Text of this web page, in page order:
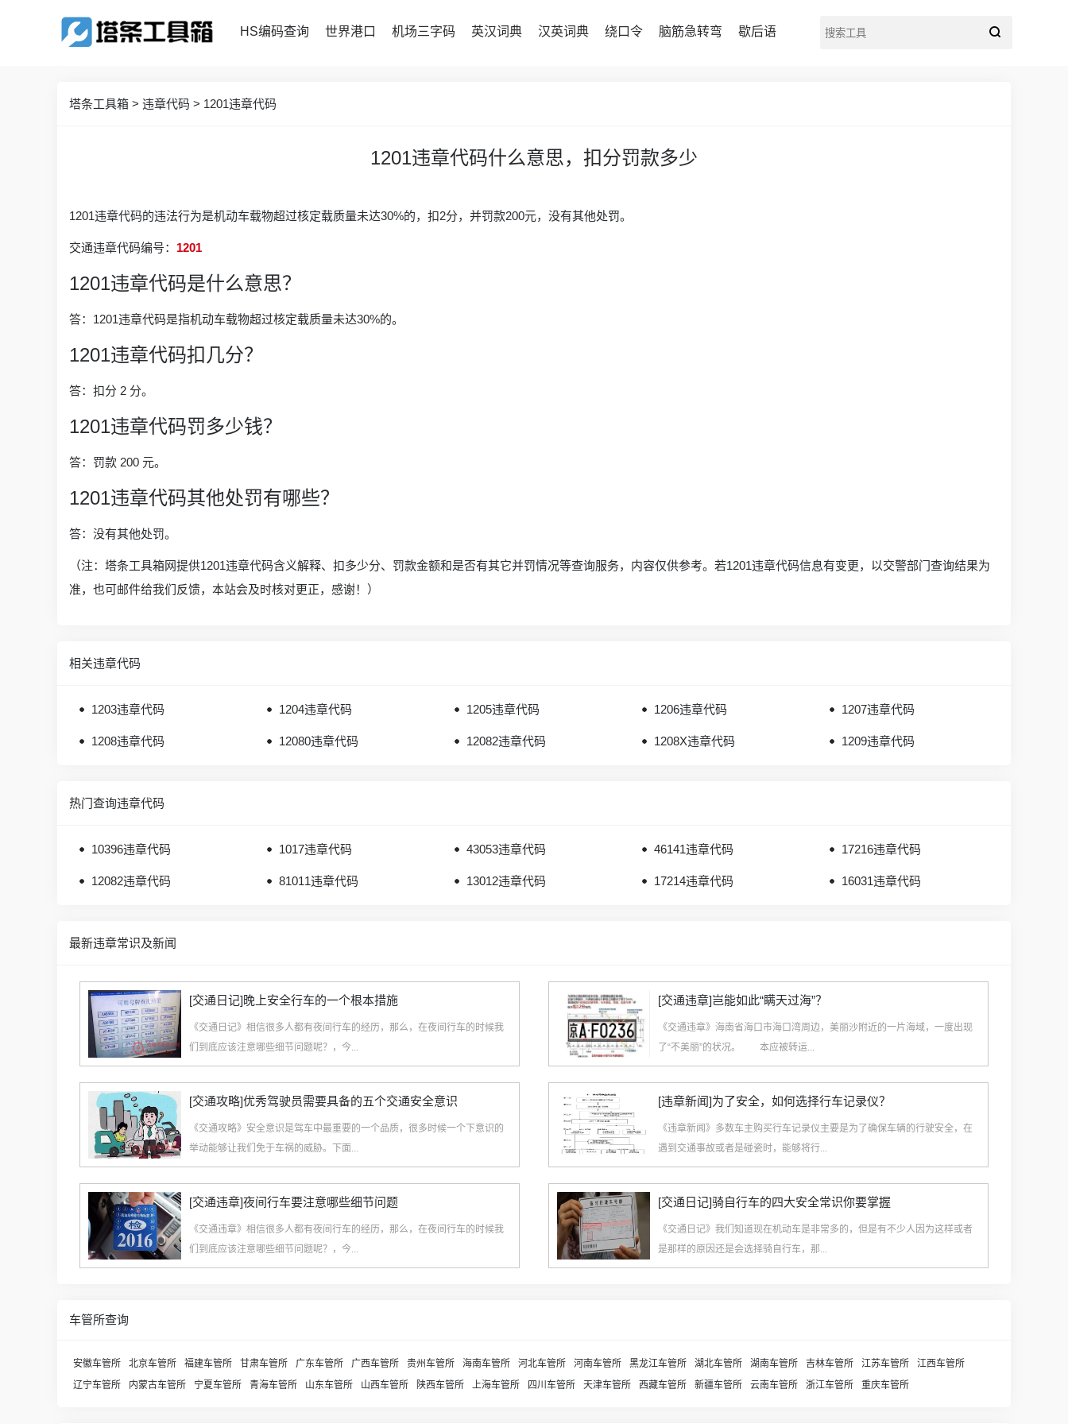
HS编码查询 世界港口 机场三字码 英汉词典 汉英词典 绕口令 脑筋急转弯 歇后语
塔条工具箱 > 违章代码 > 1201违章代码
1201违章代码什么意思，扣分罚款多少
1201违章代码的违法行为是机动车载物超过核定载质量未达30%的，扣2分，并罚款200元，没有其他处罚。
交通违章代码编号： 1201
1201违章代码是什么意思？
答：1201违章代码是指机动车载物超过核定载质量未达30%的。
1201违章代码扣几分？
答：扣分 2 分。
1201违章代码罚多少钱？
答：罚款 200 元。
1201违章代码其他处罚有哪些？
答：没有其他处罚。
（注：塔条工具箱网提供1201违章代码含义解释、扣多少分、罚款金额和是否有其它并罚情况等查询服务，内容仅供参考。若1201违章代码信息有变更，以交警部门查询结果为
准，也可邮件给我们反馈，本站会及时核对更正，感谢！）
相关违章代码
1203违章代码 1204违章代码 1205违章代码 1206违章代码 1207违章代码
1208违章代码 12080违章代码 12082违章代码 1208X违章代码 1209违章代码
热门查询违章代码
10396违章代码 1017违章代码 43053违章代码 46141违章代码 17216违章代码
12082违章代码 81011违章代码 13012违章代码 17214违章代码 16031违章代码
最新违章常识及新闻
[交通日记]晚上安全行车的一个根本措施
《交通日记》相信很多人都有夜间行车的经历，那么，在夜间行车的时候我
们到底应该注意哪些细节问题呢？，今...
[交通违章]岂能如此“瞒天过海”？
《交通违章》海南省海口市海口湾周边，美丽沙附近的一片海域，一度出现
了“不美丽”的状况。 本应被转运...
[交通攻略]优秀驾驶员需要具备的五个交通安全意识
《交通攻略》安全意识是驾车中最重要的一个品质，很多时候一个下意识的
举动能够让我们免于车祸的威胁。下面...
[违章新闻]为了安全，如何选择行车记录仪？
《违章新闻》多数车主购买行车记录仪主要是为了确保车辆的行驶安全，在
遇到交通事故或者是碰瓷时，能够将行...
[交通违章]夜间行车要注意哪些细节问题
《交通违章》相信很多人都有夜间行车的经历，那么，在夜间行车的时候我
们到底应该注意哪些细节问题呢？，今...
[交通日记]骑自行车的四大安全常识你要掌握
《交通日记》我们知道现在机动车是非常多的，但是有不少人因为这样或者
是那样的原因还是会选择骑自行车，那...
车管所查询
安徽车管所 北京车管所 福建车管所 甘肃车管所 广东车管所 广西车管所 贵州车管所 海南车管所 河北车管所 河南车管所 黑龙江车管所 湖北车管所 湖南车管所 吉林车管所 江苏车管所
江西车管所
辽宁车管所
内蒙古车管所 宁夏车管所 青海车管所 山东车管所 山西车管所 陕西车管所 上海车管所 四川车管所 天津车管所 西藏车管所 新疆车管所 云南车管所 浙江车管所 重庆车管所